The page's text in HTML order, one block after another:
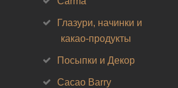
Глазури, начинки и
какао-продукты
Посыпки и Декор
Cacao Barry